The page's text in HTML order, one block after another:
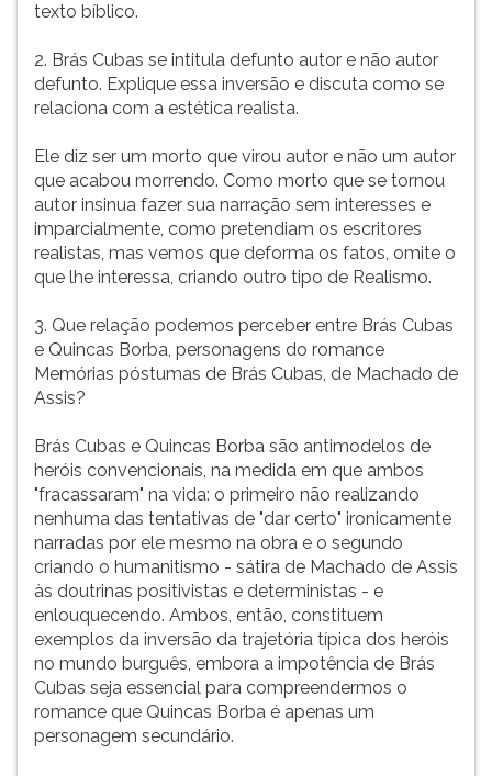
texto bíblico.
2. Brás Cubas se intitula defunto autor e não autor
defunto. Explique essa inversão e discuta como se
relaciona com a estética realista.
Ele diz ser um morto que virou autor e não um autor
que acabou morrendo. Como morto que se tornou
autor insinua fazer sua narração sem interesses e
imparcialmente, como pretendiam os escritores
realistas, mas vemos que deforma os fatos, omite o
que lhe interessa, criando outro tipo de Realismo.
3. Que relação podemos perceber entre Brás Cubas
e Quincas Borba, personagens do romance
Memórias póstumas de Brás Cubas, de Machado de
Assis?
Brás Cubas e Quincas Borba são antimodelos de
heróis convencionais, na medida em que ambos
"fracassaram" na vida: o primeiro não realizando
nenhuma das tentativas de "dar certo" ironicamente
narradas por ele mesmo na obra e o segundo
criando o humanitismo - sátira de Machado de Assis
às doutrinas positivistas e deterministas - e
enlouquecendo. Ambos, então, constituem
exemplos da inversão da trajetória típica dos heróis
no mundo burguês, embora a impotência de Brás
Cubas seja essencial para compreendermos o
romance que Quincas Borba é apenas um
personagem secundário.